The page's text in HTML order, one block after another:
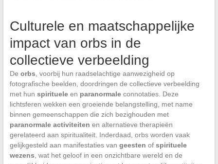
Culturele en maatschappelijke
impact van orbs in de
collectieve verbeelding
De orbs , voorbij hun raadselachtige aanwezigheid op
fotografische beelden, doordringen de collectieve verbeelding
met hun spiritueleen paranormaleconnotaties. Deze
lichtsferen wekken een groeiende belangstelling, met name
binnen gemeenschappen die zich bezighouden met
paranormale activiteiten en alternatieve therapieën
gerelateerd aan spiritualiteit. Inderdaad, orbs worden vaak
gelijkgesteld aan manifestaties van geesten of spirituele
wezens , wat het geloof in een onzichtbare wereld en de